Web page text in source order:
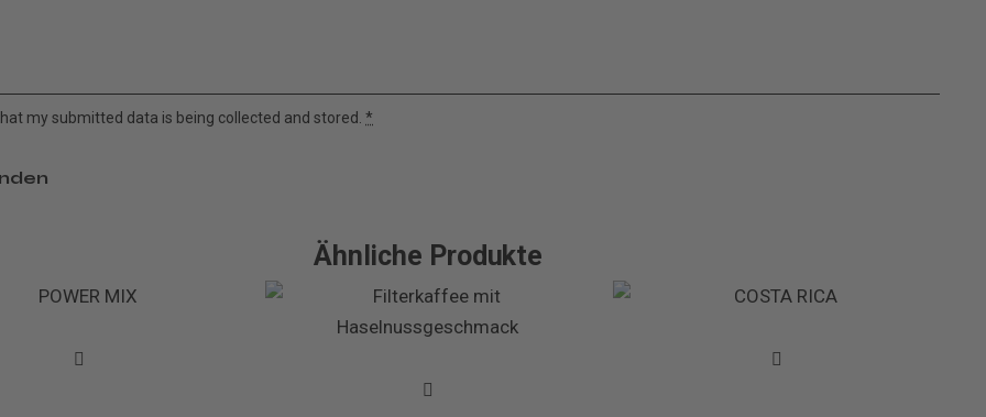
my submitted data is being collected and stored .*
Ähnliche Produkte